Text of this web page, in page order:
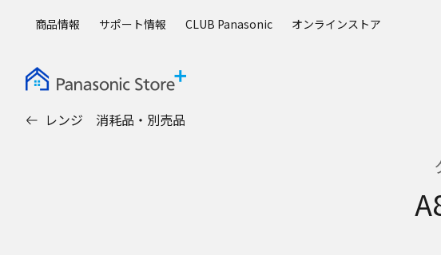
商品情報 サポート情報 CLUB Panasonic オンラインストア
レンジ 消耗品・別売品